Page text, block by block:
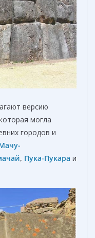
версию
могла
городов и
, Пука-Пукара и